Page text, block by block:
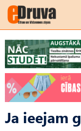
Ja ieejam